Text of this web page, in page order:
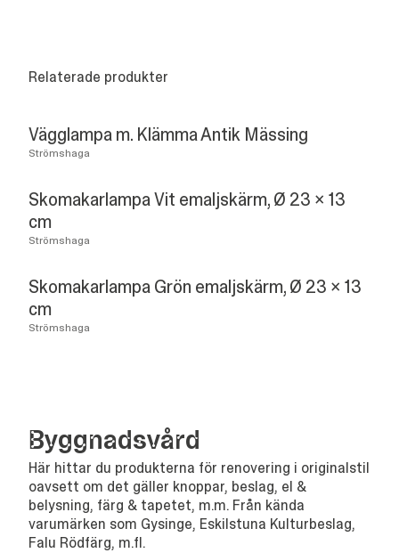
Relaterade produkter
Vägglampa m. Klämma Antik Mässing
Strömshaga
Skomakarlampa Vit emaljskärm, Ø 23 x 13
cm
Strömshaga
Skomakarlampa Grön emaljskärm, Ø 23 x 13
cm
Strömshaga
Bygg­nads­vård
Här hittar du produkterna för renovering i originalstil
oavsett om det gäller knoppar, beslag, el &
belysning, färg & tapetet, m.m. Från kända
varumärken som Gysinge, Eskilstuna Kulturbeslag,
Falu Rödfärg, m.fl.